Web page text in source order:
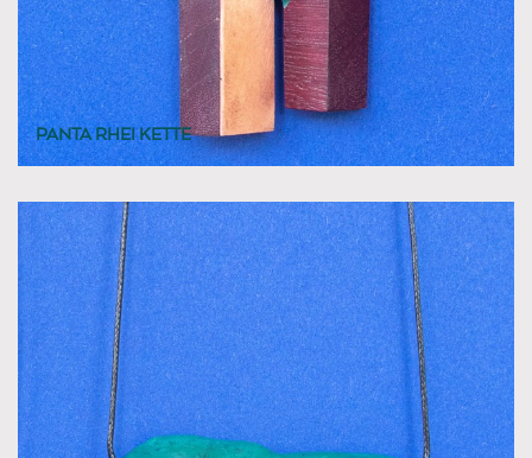
PANTA RHEI KETTE